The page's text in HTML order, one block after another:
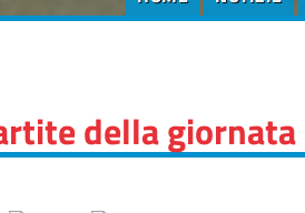
della giornata